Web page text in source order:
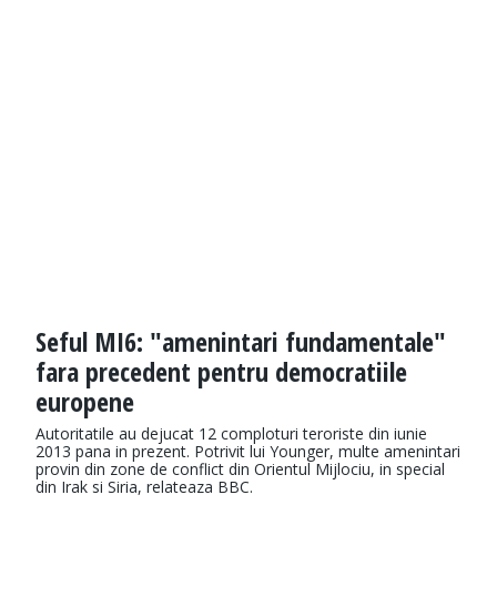
Seful MI6: "amenintari fundamentale"
fara precedent pentru democratiile
europene
Autoritatile au dejucat 12 comploturi teroriste din iunie
2013 pana in prezent. Potrivit lui Younger, multe amenintari
provin din zone de conflict din Orientul Mijlociu, in special
din Irak si Siria, relateaza BBC.